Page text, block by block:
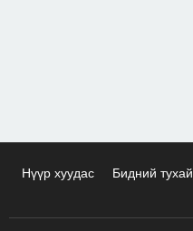
Нүүр хуудас Бидний тухай